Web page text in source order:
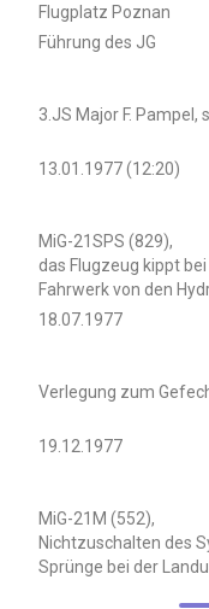
Flugplatz Poznan
Führung des JG
3.JS Major F. Pampel,
13.01.1977 (12:20)
MiG-21SPS (829),
das Flugzeug kippt
Fahrwerk von den
18.07.1977
Verlegung zum
19.12.1977
MiG-21M (552),
Nichtzuschalten des
Sprünge bei der